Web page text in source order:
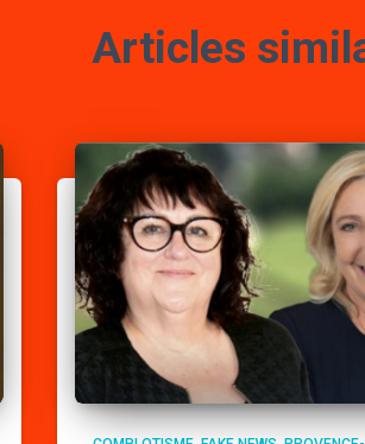
Articles